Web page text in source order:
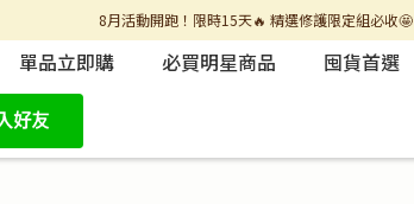
8月活動開跑！限時15天🔥 精選修護限定組必收🤩
單品立即購 必買明星商品 囤貨首選